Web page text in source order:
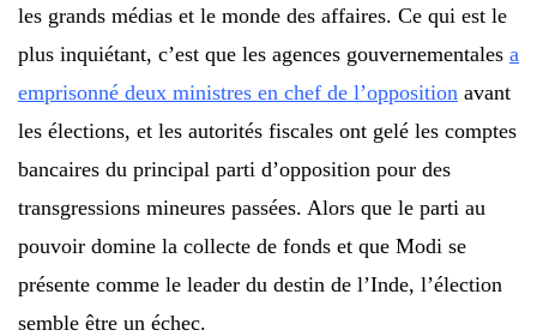
les grands médias et le monde des affaires. Ce qui est le
plus inquiétant, c’est que les agences gouvernementales a
emprisonné deux ministres en chef de l’opposition avant
les élections, et les autorités fiscales ont gelé les comptes
bancaires du principal parti d’opposition pour des
transgressions mineures passées. Alors que le parti au
pouvoir domine la collecte de fonds et que Modi se
présente comme le leader du destin de l’Inde, l’élection
semble être un échec.